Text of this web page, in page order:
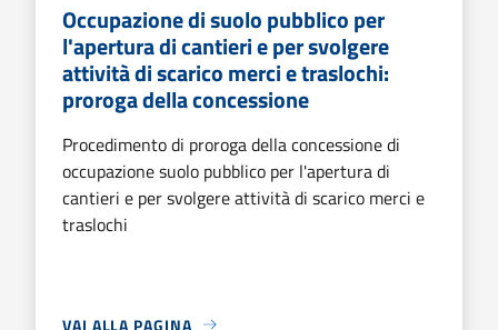
Occupazione di suolo pubblico per
l'apertura di cantieri e per svolgere
attività di scarico merci e traslochi:
proroga della concessione
Procedimento di proroga della concessione di
occupazione suolo pubblico per l'apertura di
cantieri e per svolgere attività di scarico merci e
traslochi
VAI ALLA PAGINA